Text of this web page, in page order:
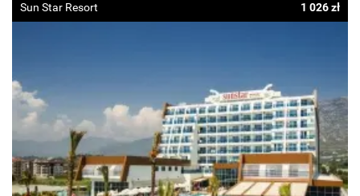
Sun Star Resort 1 026 zł